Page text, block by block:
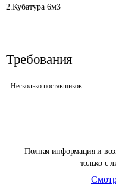
Полная информация и
только с
Требования
Несколько поставщиков